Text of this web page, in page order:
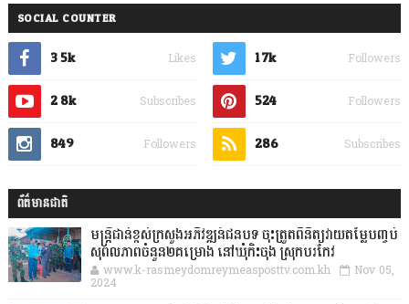
SOCIAL COUNTER
3.5k Likes 1.7k Followers
2.8k Subscribes 524 Followers
849 Followers 286 Subscribes
ព័ត៌មានជាតិ
មន្ត្រីជាន់ខ្ពស់ក្រសួងអភិវឌ្ឍន៍ជនបទ ចុះត្រួតពិនិត្យវាយតម្លៃបញ្ចប់
សុពលភាពចំនួន២គម្រោង នៅឃុំកិះចុង ស្រុកបរកែវ
www.k-rasmeydomreymeasposttv.com.kh Nov 05,
2024